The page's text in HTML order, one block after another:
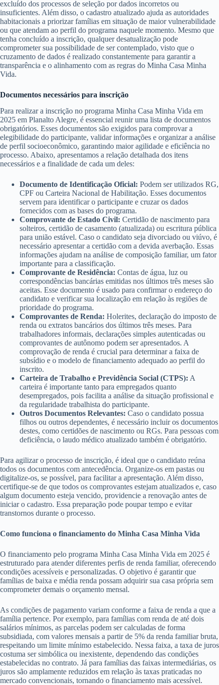
excluído dos processos de seleção por dados incorretos ou
insuficientes. Além disso, o cadastro atualizado ajuda as autoridades
habitacionais a priorizar famílias em situação de maior vulnerabilidade
ou que atendam ao perfil do programa naquele momento. Mesmo que
tenha concluído a inscrição, qualquer desatualização pode
comprometer sua possibilidade de ser contemplado, visto que o
cruzamento de dados é realizado constantemente para garantir a
transparência e o alinhamento com as regras do Minha Casa Minha
Vida.
Documentos necessários para inscrição
Para realizar a inscrição no programa Minha Casa Minha Vida em
2025 em Planalto Alegre, é essencial reunir uma lista de documentos
obrigatórios. Esses documentos são exigidos para comprovar a
elegibilidade do participante, validar informações e organizar a análise
de perfil socioeconômico, garantindo maior agilidade e eficiência no
processo. Abaixo, apresentamos a relação detalhada dos itens
necessários e a finalidade de cada um deles:
Documento de Identificação Oficial: Podem ser utilizados RG,
CPF ou Carteira Nacional de Habilitação. Esses documentos
servem para identificar o participante e cruzar os dados
fornecidos com as bases do programa.
Comprovante de Estado Civil: Certidão de nascimento para
solteiros, certidão de casamento (atualizada) ou escritura pública
para união estável. Caso o candidato seja divorciado ou viúvo, é
necessário apresentar a certidão com a devida averbação. Essas
informações ajudam na análise de composição familiar, um fator
importante para a classificação.
Comprovante de Residência: Contas de água, luz ou
correspondências bancárias emitidas nos últimos três meses são
aceitas. Esse documento é usado para confirmar o endereço do
candidato e verificar sua localização em relação às regiões de
prioridade do programa.
Comprovantes de Renda: Holerites, declaração do imposto de
renda ou extratos bancários dos últimos três meses. Para
trabalhadores informais, declarações simples autenticadas ou
comprovantes de autônomo podem ser apresentados. A
comprovação de renda é crucial para determinar a faixa de
subsídio e o modelo de financiamento adequado ao perfil do
inscrito.
Carteira de Trabalho e Previdência Social (CTPS): A
carteira é importante tanto para empregados quanto
desempregados, pois facilita a análise da situação profissional e
da regularidade trabalhista do participante.
Outros Documentos Relevantes: Caso o candidato possua
filhos ou outros dependentes, é necessário incluir os documentos
destes, como certidões de nascimento ou RGs. Para pessoas com
deficiência, o laudo médico atualizado também é obrigatório.
Para agilizar o processo de inscrição, é ideal que o candidato reúna
todos os documentos com antecedência. Organize-os em pastas ou
digitalize-os, se possível, para facilitar a apresentação. Além disso,
certifique-se de que todos os comprovantes estejam atualizados e, caso
algum documento esteja vencido, providencie a renovação antes de
iniciar o cadastro. Essa preparação pode poupar tempo e evitar
transtornos durante o processo.
Como funciona o financiamento do Minha Casa Minha Vida
O financiamento pelo programa Minha Casa Minha Vida em 2025 é
estruturado para atender diferentes perfis de renda familiar, oferecendo
condições acessíveis e personalizadas. O objetivo é garantir que
famílias de baixa e média renda possam adquirir sua casa própria sem
comprometer demais o orçamento mensal.
As condições de pagamento variam conforme a faixa de renda a que a
família pertence. Por exemplo, para famílias com renda de até dois
salários mínimos, as parcelas podem ser calculadas de forma
subsidiada, com valores mensais a partir de 5% da renda familiar bruta,
respeitando um limite mínimo estabelecido. Nessa faixa, a taxa de juros
costuma ser simbólica ou inexistente, dependendo das condições
estabelecidas no contrato. Já para famílias das faixas intermediárias, os
juros são amplamente reduzidos em relação às taxas praticadas no
mercado convencionais, tornando o financiamento mais acessível.